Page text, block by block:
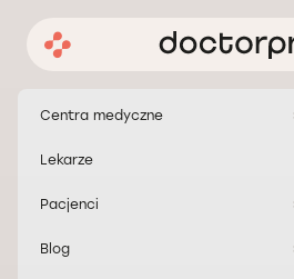
Centra medyczne
Lekarze
Pacjenci
Blog